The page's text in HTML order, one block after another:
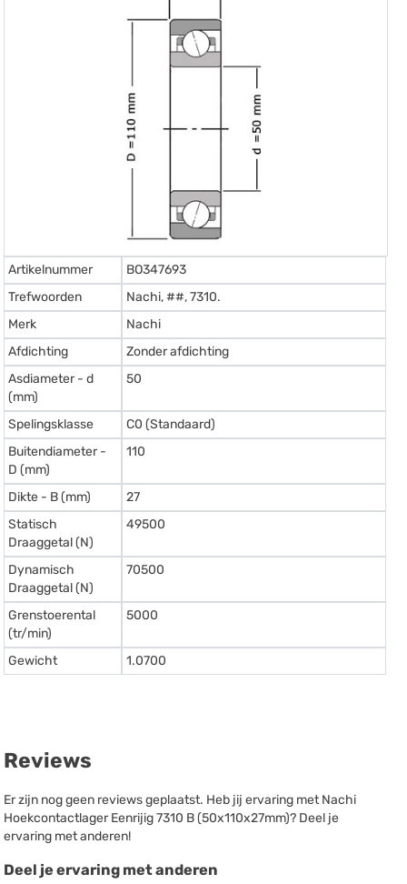
Artikelnummer
BO347693
Trefwoorden
Nachi, ##, 7310.
Merk
Nachi
Afdichting
Zonder afdichting
Asdiameter - d
(mm)
50
Spelingsklasse
C0 (Standaard)
Buitendiameter -
D (mm)
110
Dikte - B (mm)
27
Statisch
Draaggetal (N)
49500
Dynamisch
Draaggetal (N)
70500
Grenstoerental
(tr/min)
5000
Gewicht 1.0700
Reviews
Er zijn nog geen reviews geplaatst. Heb jij ervaring met Nachi
Hoekcontactlager Eenrijig 7310 B (50x110x27mm)? Deel je
ervaring met anderen!
Deel je ervaring met anderen